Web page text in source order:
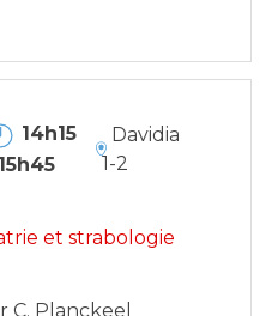
14h15
Davidia
1-2
et strabologie
C. Planckeel